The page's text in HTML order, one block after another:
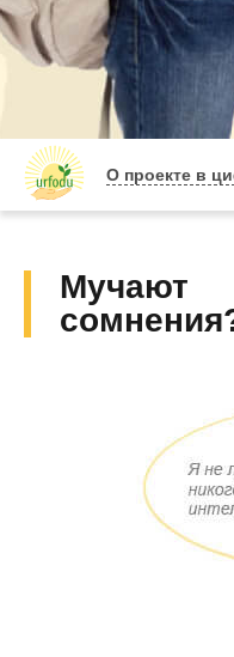
О проекте в
Мучают